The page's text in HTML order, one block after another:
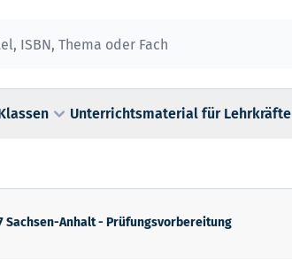
Unterrichtsmaterial für Lehrkräfte
Sachsen-Anhalt - Prüfungsvorbereitung